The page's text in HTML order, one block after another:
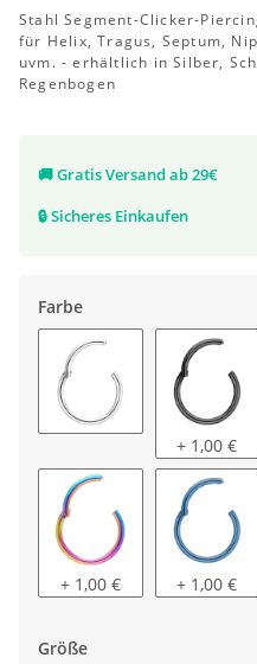
Stahl Segment-Clicker-
für Helix, Tragus, Septum,
uvm. - erhältlich in Silber,
Regenbogen
🚚Gratis Versand ab 29€
🔒Sicheres Einkaufen
Farbe
schwarz
+ 1,00 €
regenbogen
+ 1,00 € blau
+ 1,00 €
Größe